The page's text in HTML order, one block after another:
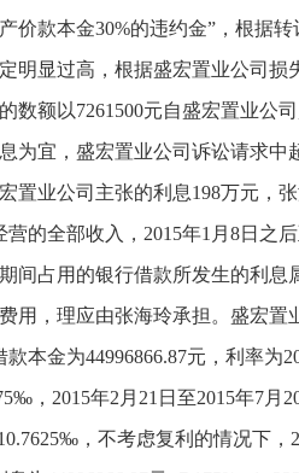
价款本金30%的违约金”，根据
明显过高，根据盛宏置业公司损
数额以7261500元自盛宏置业公
为宜，盛宏置业公司诉讼请求中
置业公司主张的利息198万元，
营的全部收入，2015年1月8日之
间占用的银行借款所发生的利息
用，理应由张海玲承担。盛宏置
本金为44996866.87元，利率为
，2015年2月21日至2015年7月
，不考虑复利的情况下，